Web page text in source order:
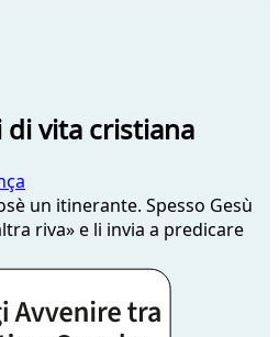
vita cristiana
un itinerante. Spesso Gesù
riva» e li invia a predicare